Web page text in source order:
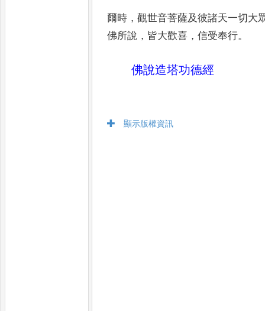
爾時 ，觀世音菩薩及彼諸天一切大
佛所說 ， 皆大歡喜 ，信受奉行。
佛說造塔功德經
顯示版權資訊